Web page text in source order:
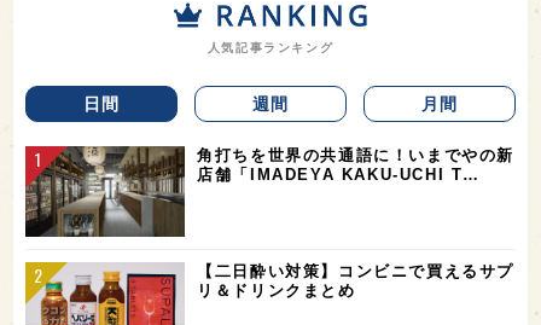
人気記事ランキング
日間 週間 月間
角打ちを世界の共通語に！いまでやの新
店舗「IMADEYA KAKU-UCHI T…
【二日酔い対策】コンビニで買えるサプ
リ＆ドリンクまとめ